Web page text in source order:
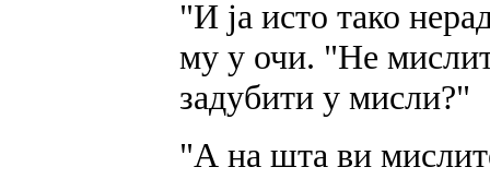
"И ја исто тако
му у очи. "Не
задубити у мисли?"
"А на шта ви